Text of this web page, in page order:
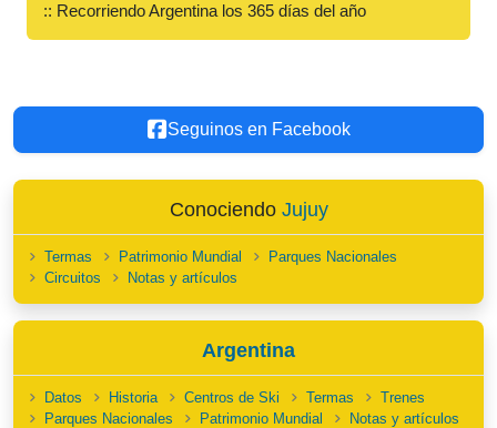
:: Recorriendo Argentina los 365 días del año
Seguinos en Facebook
Conociendo Jujuy
Termas Patrimonio Mundial
Parques Nacionales
Circuitos
Notas y artículos
Argentina
Datos Historia Centros de Ski Termas
Trenes
Parques Nacionales
Patrimonio Mundial Notas y artículos